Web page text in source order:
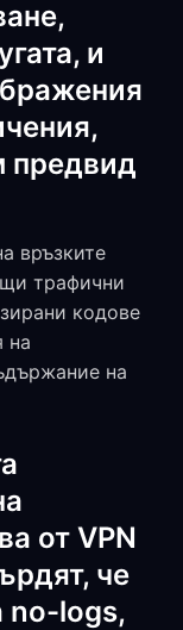
и
предвид
връзките
трафични
кодове
на
на
от VPN
че
no-logs,